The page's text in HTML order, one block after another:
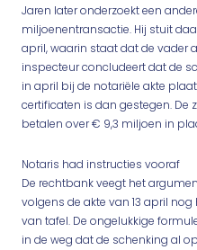
Jaren later onderzoekt een
miljoenentransactie. Hij stuit
april, waarin staat dat de vader
inspecteur concludeert dat de
in april bij de notariële akte
certificaten is dan gestegen. De
betalen over € 9,3 miljoen in
Notaris had instructies vooraf
De rechtbank veegt het
volgens de akte van 13 april
van tafel. De ongelukkige
in de weg dat de schenking al